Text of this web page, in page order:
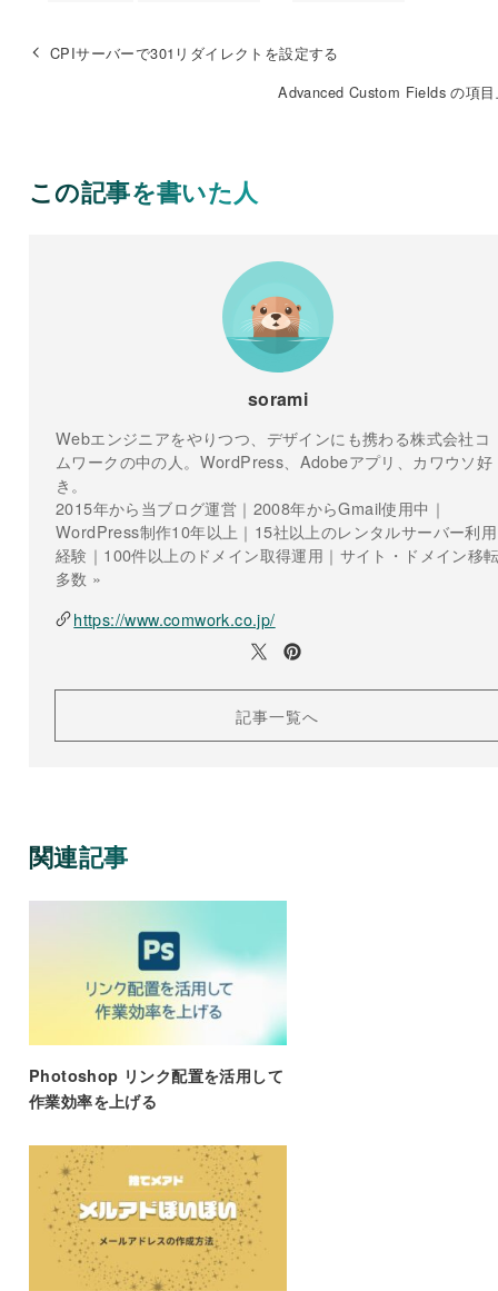
CPIサーバーで301リダイレクトを設定する
Advanced Custom Fields の項
この記事を書いた人
sorami
Webエンジニアをやりつつ、デザインにも携わる株式会社コ
ムワークの中の人。WordPress、Adobeアプリ、カワウソ好
き。
2015年から当ブログ運営｜2008年からGmail使用中｜
WordPress制作10年以上｜15社以上のレンタルサーバー利用
経験｜100件以上のドメイン取得運用｜サイト・ドメイン移
多数 »
https://www.comwork.co.jp/
記事一覧へ
関連記事
Photoshop リンク配置を活用して
作業効率を上げる